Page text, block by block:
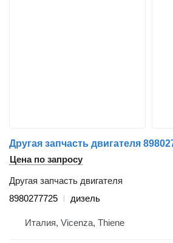
Цена по запросу
Другая запчасть двигателя
8980277725
дизель
Италия, Vicenza, Thiene